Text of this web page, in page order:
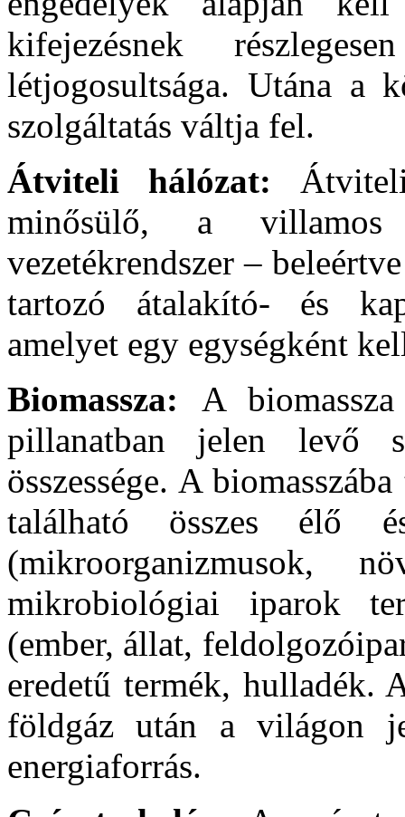
kifejezésnek
létjogosultsága. Utána a
szolgáltatás váltja fel.
Átviteli hálózat:
minősülő, a villamos
vezetékrendszer –
tartozó átalakító- és
amelyet egy egységként
Biomassza: A
pillanatban jelen levő
összessége. A
található összes élő
(mikroorganizmusok,
mikrobiológiai iparok
(ember, állat,
eredetű termék, hulladék.
földgáz után a világon
energiaforrás.